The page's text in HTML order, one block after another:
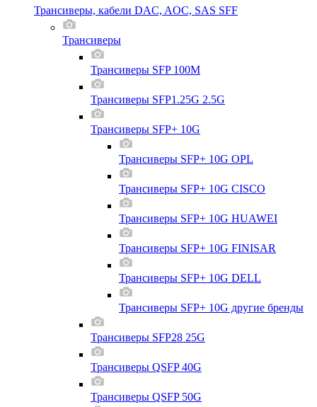
Трансиверы, кабели DAC, AOC, SAS SFF
Трансиверы
Трансиверы SFP 100M
Трансиверы SFP1.25G 2.5G
Трансиверы SFP+ 10G
Трансиверы SFP+ 10G OPL
Трансиверы SFP+ 10G CISCO
Трансиверы SFP+ 10G HUAWEI
Трансиверы SFP+ 10G FINISAR
Трансиверы SFP+ 10G DELL
Трансиверы SFP+ 10G другие бренды
Трансиверы SFP28 25G
Трансиверы QSFP 40G
Трансиверы QSFP 50G